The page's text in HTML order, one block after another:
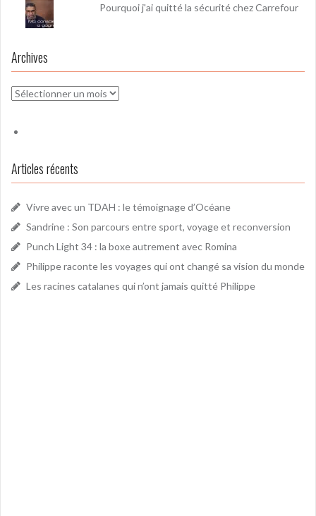
Pourquoi j'ai quitté la sécurité chez Carrefour
Archives
Archives
Articles récents
Vivre avec un TDAH : le témoignage d’Océane
Sandrine : Son parcours entre sport, voyage et reconversion
Punch Light 34 : la boxe autrement avec Romina
Philippe raconte les voyages qui ont changé sa vision du monde
Les racines catalanes qui n’ont jamais quitté Philippe